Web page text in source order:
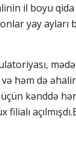
il boyu qida
yay
həm də
kənddə